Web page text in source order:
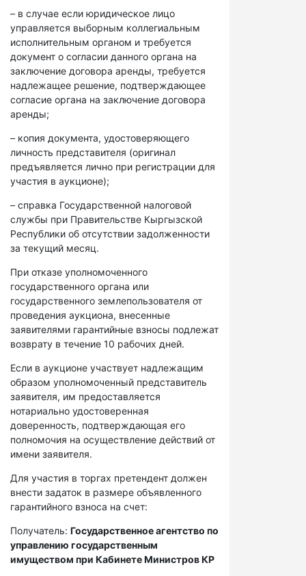
– в случае если юридическое лицо
управляется выборным коллегиальным
исполнительным органом и требуется
документ о согласии данного органа на
заключение договора аренды, требуется
надлежащее решение, подтверждающее
согласие органа на заключение договора
аренды;
– копия документа, удостоверяющего
личность представителя (оригинал
предъявляется лично при регистрации для
участия в аукционе);
– справка Государственной налоговой
службы при Правительстве Кыргызской
Республики об отсутствии задолженности
за текущий месяц.
При отказе уполномоченного
государственного органа или
государственного землепользователя от
проведения аукциона, внесенные
заявителями гарантийные взносы подлежат
возврату в течение 10 рабочих дней.
Если в аукционе участвует надлежащим
образом уполномоченный представитель
заявителя, им предоставляется
нотариально удостоверенная
доверенность, подтверждающая его
полномочия на осуществление действий от
имени заявителя.
Для участия в торгах претендент должен
внести задаток в размере объявленного
гарантийного взноса на счет:
Получатель: Государственное агентство по
управлению государственным
имуществом при Кабинете Министров КР